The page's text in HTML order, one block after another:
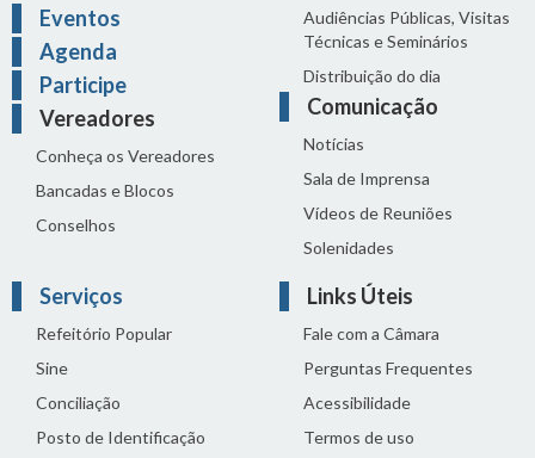
Eventos
Agenda
Participe
Vereadores
Conheça os Vereadores
Bancadas e Blocos
Conselhos
Audiências Públicas, Visitas
Técnicas e Seminários
Distribuição do dia
Comunicação
Notícias
Sala de Imprensa
Vídeos de Reuniões
Solenidades
Serviços
Refeitório Popular
Sine
Conciliação
Posto de Identificação
Links Úteis
Fale com a Câmara
Perguntas Frequentes
Acessibilidade
Termos de uso